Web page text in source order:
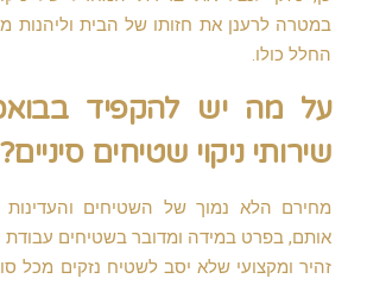
במטרה לרענן את חזותו של הבית וליהנות
החלל כולו.
על מה יש להקפיד
שירותי ניקוי שטיחים סיניים?
מחירם הלא נמוך של השטיחים
אותם, בפרט במידה ומדובר בשטיחים עבודת
זהיר ומקצועי שלא יסב לשטיח נזקים מכל